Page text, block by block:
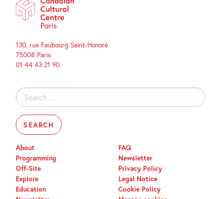
130, rue Faubourg Saint-Honoré
75008 Paris
01 44 43 21 90
Search
for:
About
Programming
Off-Site
Explore
Education
FAQ
Newsletter
Privacy Policy
Legal Notice
Cookie Policy